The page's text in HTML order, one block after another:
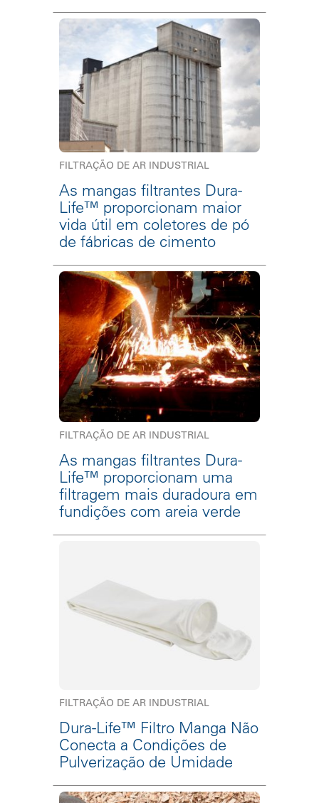
FILTRAÇÃO DE AR INDUSTRIAL
As mangas filtrantes Dura-
Life™ proporcionam maior
vida útil em coletores de pó
de fábricas de cimento
FILTRAÇÃO DE AR INDUSTRIAL
As mangas filtrantes Dura-
Life™ proporcionam uma
filtragem mais duradoura em
fundições com areia verde
FILTRAÇÃO DE AR INDUSTRIAL
Dura-Life™ Filtro Manga Não
Conecta a Condições de
Pulverização de Umidade